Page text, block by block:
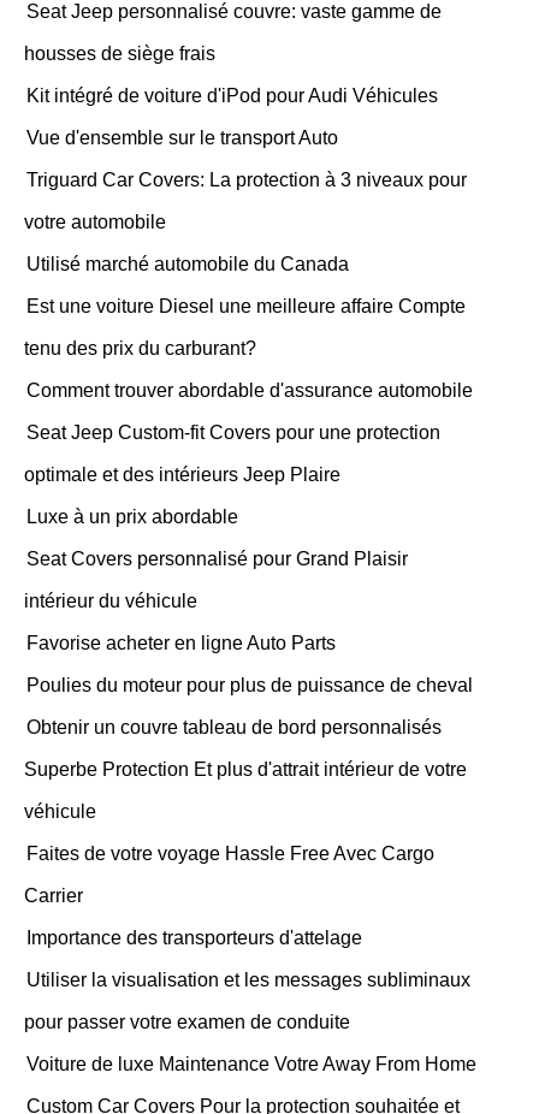
Seat Jeep personnalisé couvre: vaste gamme de
housses de siège frais
Kit intégré de voiture d'iPod pour Audi Véhicules
Vue d'ensemble sur le transport Auto
Triguard Car Covers: La protection à 3 niveaux pour
votre automobile
Utilisé marché automobile du Canada
Est une voiture Diesel une meilleure affaire Compte
tenu des prix du carburant?
Comment trouver abordable d'assurance automobile
Seat Jeep Custom-fit Covers pour une protection
optimale et des intérieurs Jeep Plaire
Luxe à un prix abordable
Seat Covers personnalisé pour Grand Plaisir
intérieur du véhicule
Favorise acheter en ligne Auto Parts
Poulies du moteur pour plus de puissance de cheval
Obtenir un couvre tableau de bord personnalisés
Superbe Protection Et plus d'attrait intérieur de votre
véhicule
Faites de votre voyage Hassle Free Avec Cargo
Carrier
Importance des transporteurs d'attelage
Utiliser la visualisation et les messages subliminaux
pour passer votre examen de conduite
Voiture de luxe Maintenance Votre Away From Home
Custom Car Covers Pour la protection souhaitée et